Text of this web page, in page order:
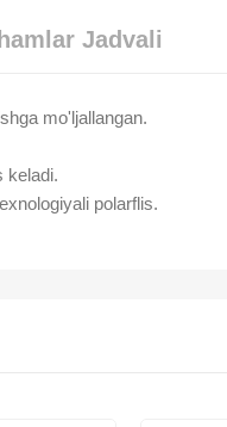
Jadvali
mo'ljallangan.
keladi.
polarflis.